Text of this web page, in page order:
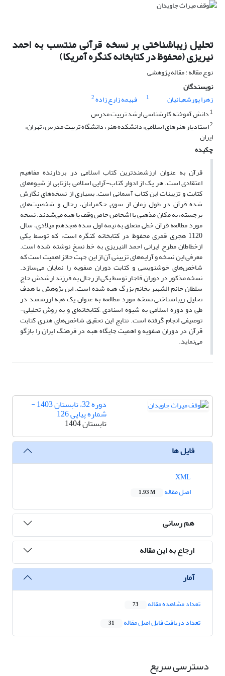
تحلیل زیباشناختی بر نسخه قرآنی منتسب به احمد
نیریزی (محفوظ در کتابخانه کنگره آمریکا)
نوع مقاله : مقاله پژوهشی
نویسندگان
زهرا پورشعبانیان
1 فهیمه زارع زاده2
1 دانش آموخته کارشناسی ارشد تربیت مدرس
2استادیار هنرهای اسلامی، دانشکده هنر، دانشگاه تربیت مدرس، تهران،
ایران
چکیده
قرآن به عنوان ارزشمندترین کتاب اسلامی در بردارنده مفاهیم
اعتقادی است. هر یک از ادوار کتاب-آرایی‌ اسلامی بازتابی از شیوه‌های
کتابت و تزیینات این کتاب آسمانی است. بسیاری از نسخه‌های نگارش
شده قرآن در طول زمان از سوی حکمرانان، رجال و شخصیت‌های
برجسته، به مکان مذهبی یا اشخاص خاص وقف یا هبه می‌شدند. نسخه
مورد مطالعه قرآن خطی متعلق به نیمه اول سده هجدهم میلادی، سال
1120 هجری قمری محفوظ در کتابخانه کنگره است، که توسط یکی
ازخطاطان مطرح ایرانی احمد النیریزی به خط نسخ نوشته شده است.
معرفی این نسخه و آرایه‌های تزیینی آن از این جهت حائز اهمیت است که
شاخص‌های خوشنویسی و کتابت دوران صفویه را نمایان می‌سازد.
نسخه مذکور در دوران قاجار توسط یکی از رجال به فرزند ارشدش حاج
سلطان خانم الشهیر بخانم بزرگ هبه شده است. این پژوهش با هدف
تحلیل زیباشناختی نسخه مورد مطالعه به عنوان یک هبه ارزشمند در
طی دو دوره اسلامی به شیوه اسنادی –کتابخانه‌ای و به روش تحلیلی-
توصیفی انجام گرفته است. نتایج این تحقیق شاخص‌های هنری کتابت
قرآن در دوران صفویه و اهمیت جایگاه هبه در فرهنگ ایران را بازگو
می‌نماید.
دوره 32، تابستان 1403 -
شماره پیاپی 126
تابستان 1404
فایل ها
اصل مقاله
1.93 M
هم رسانی
ارجاع به این مقاله
آمار
تعداد مشاهده مقاله 73
تعداد دریافت فایل اصل مقاله 31
دسترسی سریع